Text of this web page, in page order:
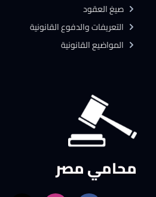
محامي مصر
صيغ العقود
التعريفات والدفوع القانونية
المواضيع القانونية